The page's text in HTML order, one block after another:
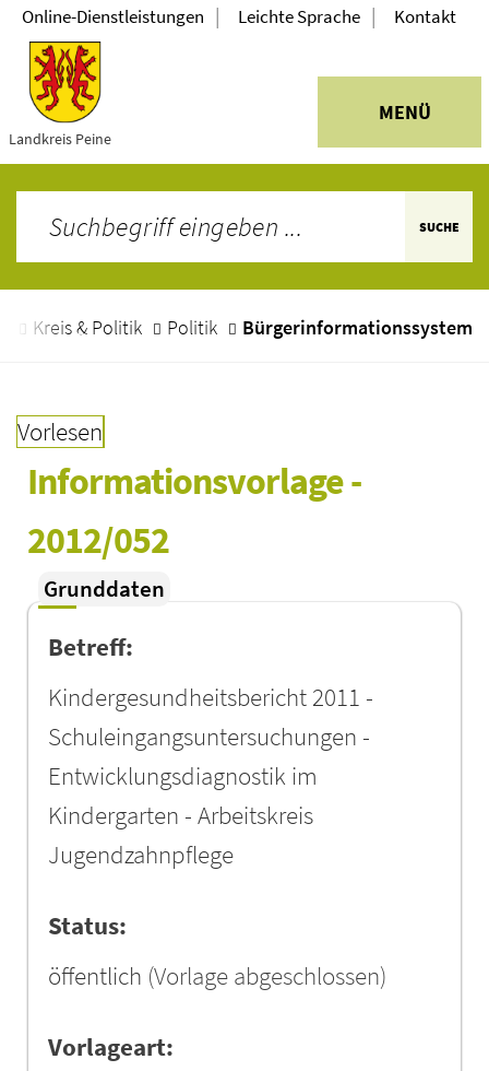
Landkreis Peine
MENÜ
Online-Dienstleistungen | Leichte Sprache | Kontakt
SUCHE
Kreis & Politik Politik Bürgerinformationssystem
Vorlesen
Informationsvorlage -
2012/052
Grunddaten
Betreff:
Kindergesundheitsbericht 2011 -
Schuleingangsuntersuchungen -
Entwicklungsdiagnostik im
Kindergarten - Arbeitskreis
Jugendzahnpflege
Status:
öffentlich (Vorlage abgeschlossen)
Vorlageart: